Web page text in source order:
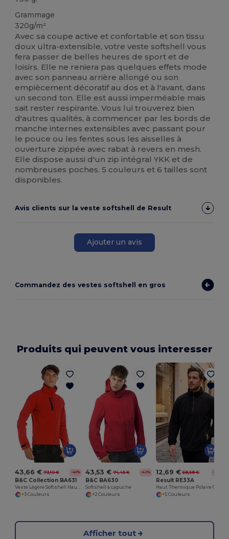
Grammage
320g/m²
Avec sa coupe active et confortable et son tissu
doux ultra-extensible, votre veste softshell vous
fera passer de belles heures de sport et de
loisirs. Elle ne reniera pas quelques effets mode
avec son panneau arrière allongé ou son
empiècement décoratif au dos et à l'avant, dans
un second ton. Elle est aussi imperméable mais
sait rester respirante. Vous lui trouverez bien
d'autres qualités, à commencer par les bords de
manche internes extensibles avec passant pour
le pouce ou les fentes sous les aisselles à
ouverture zippée avec rabat à revers en mesh.
Elle dispose aussi d'un zip intégral YKK et de
nombreuses poches. 5 couleurs et 6 tailles sont
disponibles.
Avis clients sur la veste softshell de Result
Ajouter un avis
Commandez des vestes softshell en gros
Produits qui peuvent vous interesser
43,66 € 73,10 € -40%
B&C Collection BA631
+3 Couleurs
43,53 € 74,45 € -42%
B&C BA630
Softshell à capuche
+2 Couleurs
12,69 € 68,58 € -81%
Result RE33A
+5 Couleurs
Afficher tout